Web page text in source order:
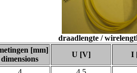
draadlengte /
[mm]
dimensions
U [V] I